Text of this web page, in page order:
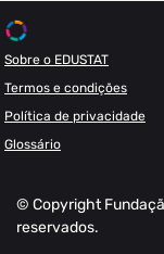
Sobre o EDUSTAT
Termos e condições
Política de privacidade
Glossário
© Copyright
reservados.